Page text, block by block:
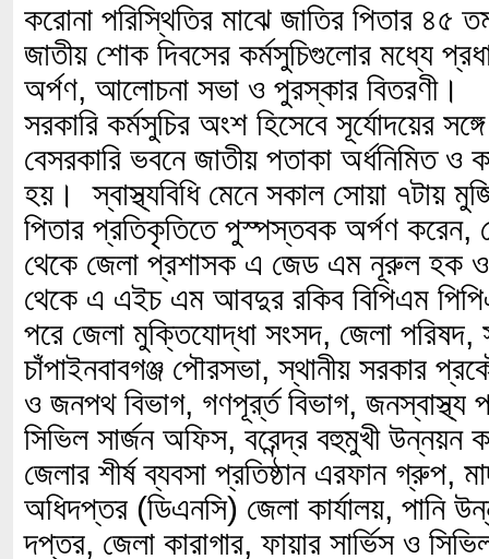
করোনা পরিস্থিতির মাঝে জাতির পিতার ৪৫ তম
জাতীয় শোক দিবসের কর্মসুচিগুলোর মধ্যে
অর্পণ, আলোচনা সভা ও পুরস্কার বিতরণী।
সরকারি কর্মসুচির অংশ হিসেবে সূর্যোদয়ের
বেসরকারি ভবনে জাতীয় পতাকা অর্ধনিমিত ও
হয়। স্বাস্থ্যবিধি মেনে সকাল সোয়া ৭টায়
পিতার প্রতিকৃতিতে পুস্পস্তবক অর্পণ করেন,
থেকে জেলা প্রশাসক এ জেড এম নূরুল হক ও
থেকে এ এইচ এম আবদুর রকিব বিপিএম
পরে জেলা মুক্তিযোদ্ধা সংসদ, জেলা
চাঁপাইনবাবগঞ্জ পৌরসভা, স্থানীয় সরকার
ও জনপথ বিভাগ, গণপূর্র্ত বিভাগ,
সিভিল সার্জন অফিস, বরেন্দ্র বহুমুখী উন্নয়ন
জেলার শীর্ষ ব্যবসা প্রতিষ্ঠান এরফান গ্রুপ,
অধিদপ্তর (ডিএনসি) জেলা কার্যালয়, পানি
দপ্তর, জেলা কারাগার, ফায়ার সার্ভিস ও